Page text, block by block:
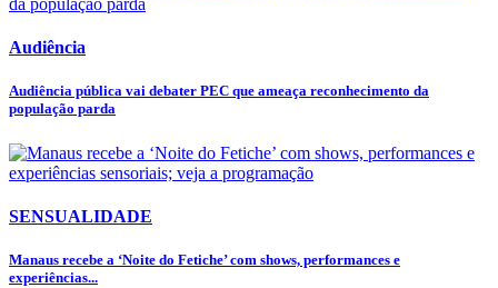
Audiência
Audiência pública vai debater PEC que ameaça reconhecimento da
população parda
SENSUALIDADE
Manaus recebe a ‘Noite do Fetiche’ com shows, performances e
experiências...